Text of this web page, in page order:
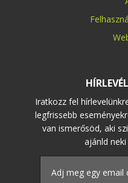
Iratkozz fel
legfrissebb
van ismerősöd, aki
ajánld